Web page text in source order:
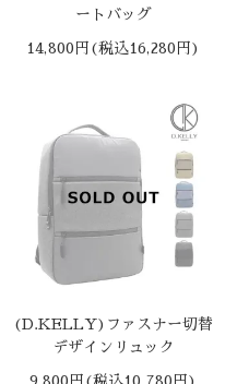
ートバッグ
14,800円(税込16,280円)
(D.KELLY)ファスナー切替
デザインリュック
9,800円(税込10,780円)